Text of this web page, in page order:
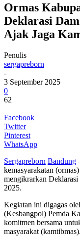
Ormas
Deklarasi
Ajak Jaga
Penulis
sergapreborn
-
3 September 2025
0
62
Facebook
Twitter
Pinterest
WhatsApp
Sergapreborn Bandung
kemasyarakatan
mengikrarkan
2025.
Kegiatan ini digagas
(Kesbangpol) Pemda
komitmen bersama
masyarakat (kamtibmas).